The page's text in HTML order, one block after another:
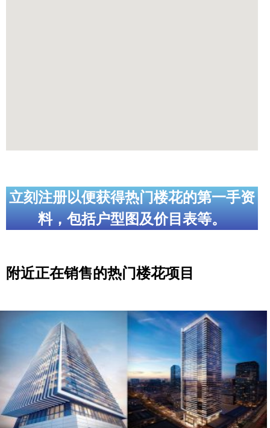
立刻注册以便获得热门楼花的第一手资
料，包括户型图及价目表等。
附近正在销售的热门楼花项目